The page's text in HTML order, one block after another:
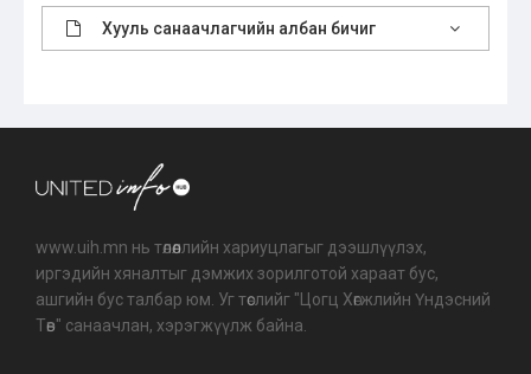
Хууль санаачлагчийн албан бичиг
www.uih.mn нь төлөөллийн хариуцлагыг дээшлүүлэх,
иргэдийн хяналтыг дэмжих зорилготой хараат бус,
ашгийн бус талбар юм. Уг төслийг "Цогц Хөгжлийн Үндэсний
Төв" санаачлан, хэрэгжүүлж байна.